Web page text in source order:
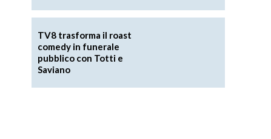
TV8 trasforma il roast
comedy in funerale
pubblico con Totti e
Saviano